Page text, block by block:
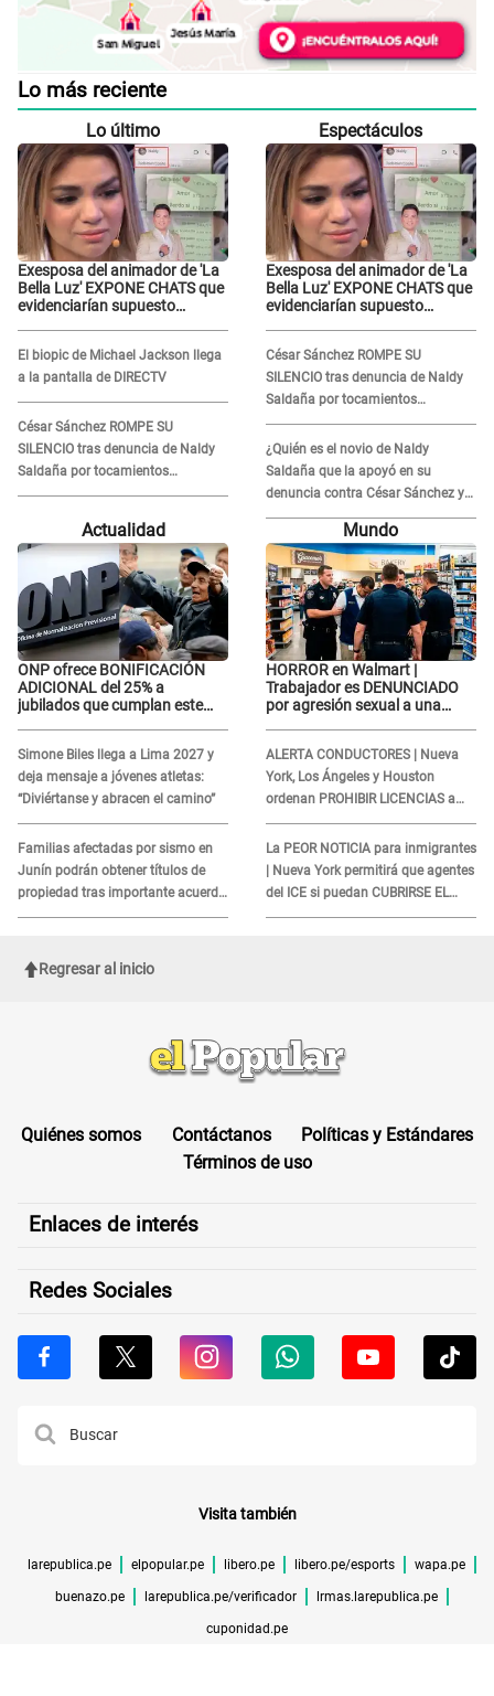
Lo más reciente
Lo último
Exesposa del animador de 'La
Bella Luz' EXPONE CHATS que
evidenciarían supuesto
pareja
El biopic de Michael Jackson llega
a la pantalla de DIRECTV
César Sánchez ROMPE SU
SILENCIO tras denuncia de Naldy
Saldaña por tocamientos
indebidos: "Pido respetar la
Espectáculos
Exesposa del animador de 'La
Bella Luz' EXPONE CHATS que
evidenciarían supuesto
pareja
César Sánchez ROMPE SU
SILENCIO tras denuncia de Naldy
Saldaña por tocamientos
indebidos: "Pido respetar la
presunción de inocencia"
¿Quién es el novio de Naldy
Saldaña que la apoyó en su
denuncia contra César Sánchez y
confrontó al dueño de 'La Bella
Actualidad
ONP ofrece BONIFICACIÓN
ADICIONAL del 25% a
jubilados que cumplan este
Simone Biles llega a Lima 2027 y
deja mensaje a jóvenes atletas:
“Diviértanse y abracen el camino”
Familias afectadas por sismo en
Junín podrán obtener títulos de
propiedad tras importante acuerdo
de Cofopri
Mundo
HORROR en Walmart |
Trabajador es DENUNCIADO
por agresión sexual a una
ALERTA CONDUCTORES | Nueva
York, Los Ángeles y Houston
ordenan PROHIBIR LICENCIAS a
quienes no presenten ESTE
DOCUMENTO
La PEOR NOTICIA para inmigrantes
| Nueva York permitirá que agentes
del ICE si puedan CUBRIRSE EL
ROSTRO
Regresar al inicio
Quiénes somos Contáctanos
Políticas y Estándares
Términos de uso
Enlaces de interés
Redes Sociales
Visita también
larepublica.pe elpopular.pe libero.pe libero.pe/esports wapa.pe
buenazo.pe larepublica.pe/verificador lrmas.larepublica.pe
cuponidad.pe